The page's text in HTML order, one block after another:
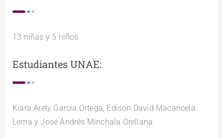
13 niñas y 5 niños
Estudiantes UNAE:
Kiara Arely García Ortega, Edison David Macancela
Lema y José Andrés Minchala Orellana